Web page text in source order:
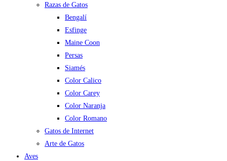
Razas de Gatos
Bengalí
Esfinge
Maine Coon
Persas
Siamés
Color Calico
Color Carey
Color Naranja
Color Romano
Gatos de Internet
Arte de Gatos
Aves